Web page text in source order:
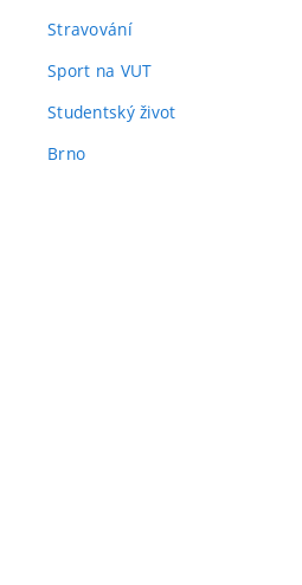
Stravování
Sport na VUT
Studentský život
Brno